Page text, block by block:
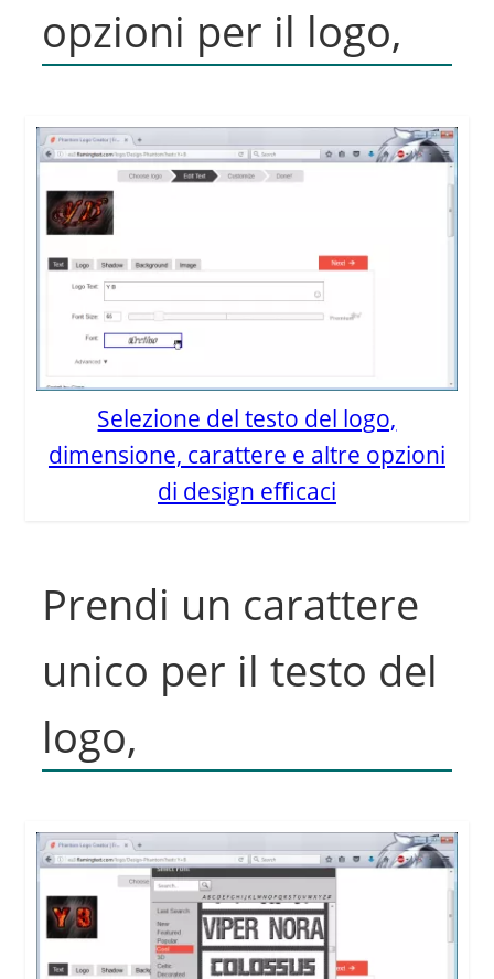
opzioni per il logo,
Selezione del testo del logo,
dimensione, carattere e altre opzioni
di design efficaci
Prendi un carattere
unico per il testo del
logo,